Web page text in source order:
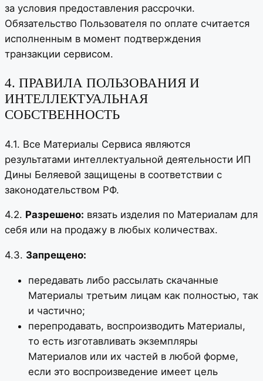
за условия предоставления рассрочки.
Обязательство Пользователя по оплате считается
исполненным в момент подтверждения
транзакции сервисом.
4. ПРАВИЛА ПОЛЬЗОВАНИЯ И
ИНТЕЛЛЕКТУАЛЬНАЯ
СОБСТВЕННОСТЬ
4.1. Все Материалы Сервиса являются
результатами интеллектуальной деятельности ИП
Дины Беляевой защищены в соответствии с
законодательством РФ.
4.2. Разрешено: вязать изделия по Материалам для
себя или на продажу в любых количествах.
4.3. Запрещено:
передавать либо рассылать скачанные
Материалы третьим лицам как полностью, так
и частично;
перепродавать, воспроизводить Материалы,
то есть изготавливать экземпляры
Материалов или их частей в любой форме,
если это воспроизведение имеет цель